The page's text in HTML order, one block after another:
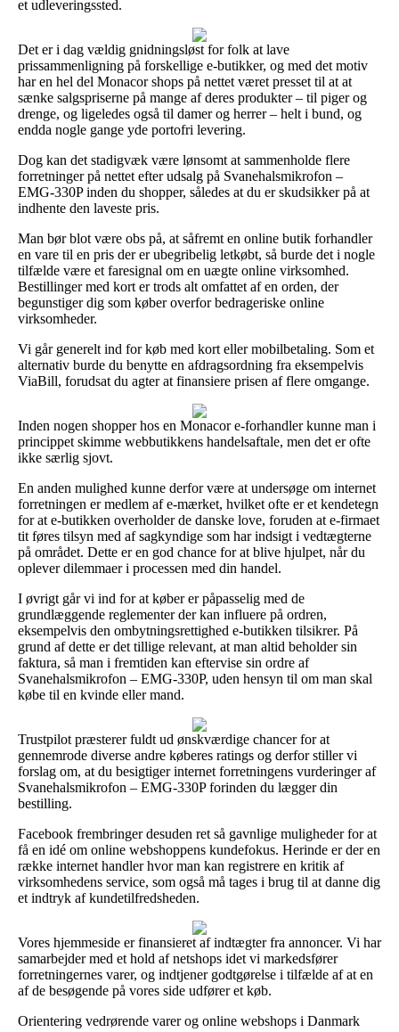
et udleveringssted.
Det er i dag vældig gnidningsløst for folk at lave
prissammenligning på forskellige e-butikker, og med det motiv
har en hel del Monacor shops på nettet været presset til at at
sænke salgspriserne på mange af deres produkter – til piger og
drenge, og ligeledes også til damer og herrer – helt i bund, og
endda nogle gange yde portofri levering.
Dog kan det stadigvæk være lønsomt at sammenholde flere
forretninger på nettet efter udsalg på Svanehalsmikrofon –
EMG-330P inden du shopper, således at du er skudsikker på at
indhente den laveste pris.
Man bør blot være obs på, at såfremt en online butik forhandler
en vare til en pris der er ubegribelig letkøbt, så burde det i nogle
tilfælde være et faresignal om en uægte online virksomhed.
Bestillinger med kort er trods alt omfattet af en orden, der
begunstiger dig som køber overfor bedrageriske online
virksomheder.
Vi går generelt ind for køb med kort eller mobilbetaling. Som et
alternativ burde du benytte en afdragsordning fra eksempelvis
ViaBill, forudsat du agter at finansiere prisen af flere omgange.
Inden nogen shopper hos en Monacor e-forhandler kunne man i
princippet skimme webbutikkens handelsaftale, men det er ofte
ikke særlig sjovt.
En anden mulighed kunne derfor være at undersøge om internet
forretningen er medlem af e-mærket, hvilket ofte er et kendetegn
for at e-butikken overholder de danske love, foruden at e-firmaet
tit føres tilsyn med af sagkyndige som har indsigt i vedtægterne
på området. Dette er en god chance for at blive hjulpet, når du
oplever dilemmaer i processen med din handel.
I øvrigt går vi ind for at køber er påpasselig med de
grundlæggende reglementer der kan influere på ordren,
eksempelvis den ombytningsrettighed e-butikken tilsikrer. På
grund af dette er det tillige relevant, at man altid beholder sin
faktura, så man i fremtiden kan eftervise sin ordre af
Svanehalsmikrofon – EMG-330P, uden hensyn til om man skal
købe til en kvinde eller mand.
Trustpilot præsterer fuldt ud ønskværdige chancer for at
gennemrode diverse andre køberes ratings og derfor stiller vi
forslag om, at du besigtiger internet forretningens vurderinger af
Svanehalsmikrofon – EMG-330P forinden du lægger din
bestilling.
Facebook frembringer desuden ret så gavnlige muligheder for at
få en idé om online webshoppens kundefokus. Herinde er der en
række internet handler hvor man kan registrere en kritik af
virksomhedens service, som også må tages i brug til at danne dig
et indtryk af kundetilfredsheden.
Vores hjemmeside er finansieret af indtægter fra annoncer. Vi har
samarbejder med et hold af netshops idet vi markedsfører
forretningernes varer, og indtjener godtgørelse i tilfælde af at en
af de besøgende på vores side udfører et køb.
Orientering vedrørende varer og online webshops i Danmark